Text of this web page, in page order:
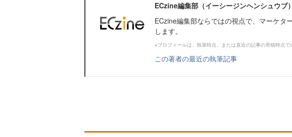
ECzine編集部（イーシージンヘンシュウブ）
ECzine編集部ならではの視点で、マーケタ
します。
※プロフィールは、執筆時点、または直近の記事の寄稿時点で
この著者の最近の執筆記事